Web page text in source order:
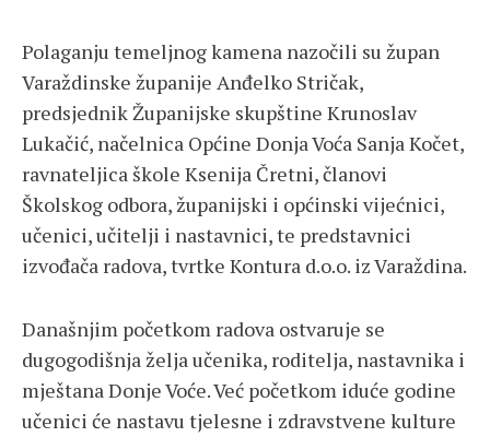
Polaganju temeljnog kamena nazočili su župan
Varaždinske županije Anđelko Stričak,
predsjednik Županijske skupštine Krunoslav
Lukačić, načelnica Općine Donja Voća Sanja Kočet,
ravnateljica škole Ksenija Čretni, članovi
Školskog odbora, županijski i općinski vijećnici,
učenici, učitelji i nastavnici, te predstavnici
izvođača radova, tvrtke Kontura d.o.o. iz Varaždina.
Današnjim početkom radova ostvaruje se
dugogodišnja želja učenika, roditelja, nastavnika i
mještana Donje Voće. Već početkom iduće godine
učenici će nastavu tjelesne i zdravstvene kulture